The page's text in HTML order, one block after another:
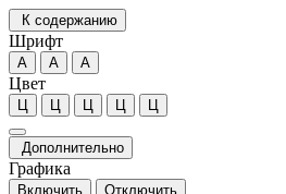
К содержанию
Шрифт
А А А
Цвет
Ц Ц Ц Ц Ц
Дополнительно
Графика
Включить
Отключить